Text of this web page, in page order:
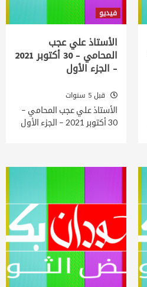
فيديو
الأستاذ علي عجب
المحامي – 30 أكتوبر 2021
– الجزء الأول
قبل 5 سنوات
الأستاذ علي عجب المحامي –
30 أكتوبر 2021 – الجزء الأول